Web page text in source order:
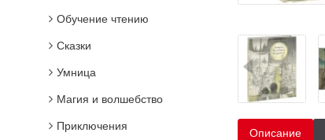
Обучение чтению
Сказки
Умница
Магия и волшебство
Приключения
Описание